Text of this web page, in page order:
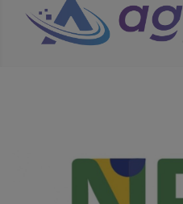
ENDEREÇO FISCAL – OUTRAS
LOCALIDADES